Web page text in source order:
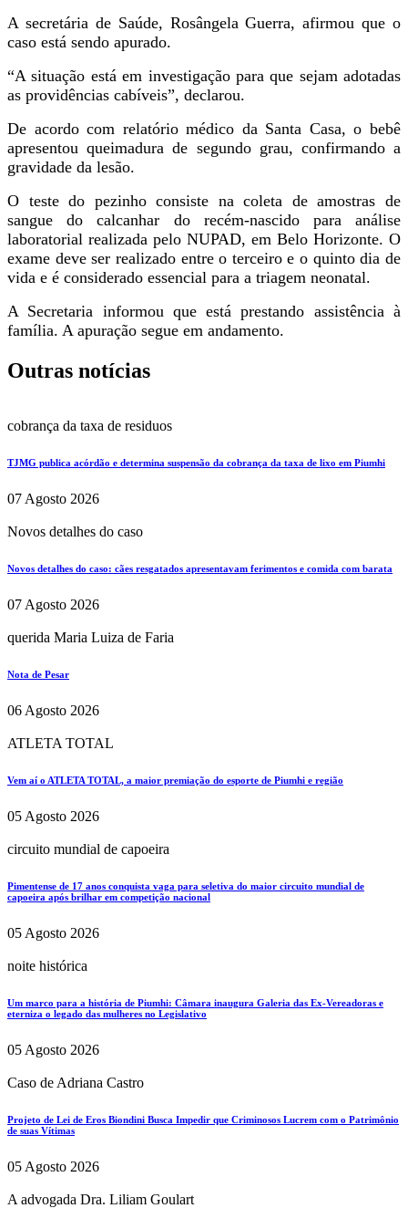
A secretária de Saúde, Rosângela Guerra, afirmou que o
caso está sendo apurado.
“A situação está em investigação para que sejam adotadas
as providências cabíveis”, declarou.
De acordo com relatório médico da Santa Casa, o bebê
apresentou queimadura de segundo grau, confirmando a
gravidade da lesão.
O teste do pezinho consiste na coleta de amostras de
sangue do calcanhar do recém-nascido para análise
laboratorial realizada pelo NUPAD, em Belo Horizonte. O
exame deve ser realizado entre o terceiro e o quinto dia de
vida e é considerado essencial para a triagem neonatal.
A Secretaria informou que está prestando assistência à
família. A apuração segue em andamento.
Outras notícias
cobrança da taxa de residuos
TJMG publica acórdão e determina suspensão da cobrança da taxa de lixo em Piumhi
07 Agosto 2026
Novos detalhes do caso
Novos detalhes do caso: cães resgatados apresentavam ferimentos e comida com barata
07 Agosto 2026
querida Maria Luiza de Faria
Nota de Pesar
06 Agosto 2026
ATLETA TOTAL
Vem aí o ATLETA TOTAL, a maior premiação do esporte de Piumhi e região
05 Agosto 2026
circuito mundial de capoeira
Pimentense de 17 anos conquista vaga para seletiva do maior circuito mundial de
capoeira após brilhar em competição nacional
05 Agosto 2026
noite histórica
Um marco para a história de Piumhi: Câmara inaugura Galeria das Ex-Vereadoras e
eterniza o legado das mulheres no Legislativo
05 Agosto 2026
Caso de Adriana Castro
Projeto de Lei de Eros Biondini Busca Impedir que Criminosos Lucrem com o Patrimônio
de suas Vítimas
05 Agosto 2026
A advogada Dra. Liliam Goulart